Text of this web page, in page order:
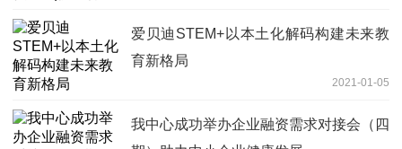
爱贝迪STEM+以本土化解码构建未来教
育新格局
2021-01-05
我中心成功举办企业融资需求对接会（四